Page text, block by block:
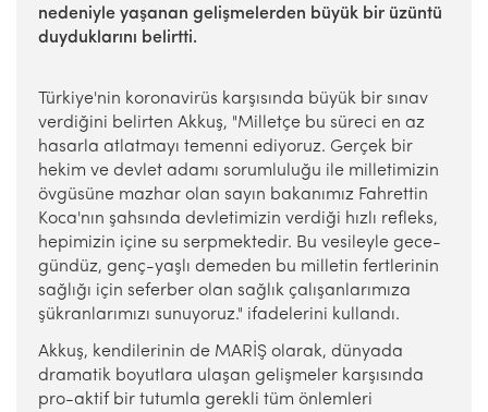
nedeniyle yaşanan gelişmelerden büyük bir üzüntü
duyduklarını belirtti.
Türkiye'nin koronavirüs karşısında büyük bir sınav
verdiğini belirten Akkuş, "Milletçe bu süreci en az
hasarla atlatmayı temenni ediyoruz. Gerçek bir
hekim ve devlet adamı sorumluluğu ile milletimizin
övgüsüne mazhar olan sayın bakanımız Fahrettin
Koca'nın şahsında devletimizin verdiği hızlı refleks,
hepimizin içine su serpmektedir. Bu vesileyle gece-
gündüz, genç-yaşlı demeden bu milletin fertlerinin
sağlığı için seferber olan sağlık çalışanlarımıza
şükranlarımızı sunuyoruz." ifadelerini kullandı.
Akkuş, kendilerinin de MARİŞ olarak, dünyada
dramatik boyutlara ulaşan gelişmeler karşısında
pro-aktif bir tutumla gerekli tüm önlemleri